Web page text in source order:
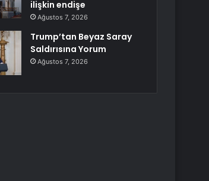
ilişkin endişe
Ağustos 7, 2026
Trump’tan Beyaz Saray
Saldırısına Yorum
Ağustos 7, 2026